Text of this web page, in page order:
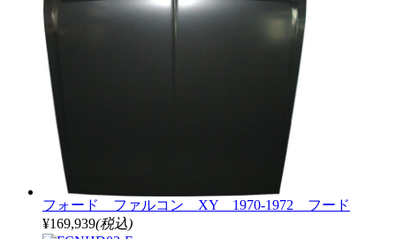
フォード ファルコン XY 1970-1972 フード
¥169,939(税込)